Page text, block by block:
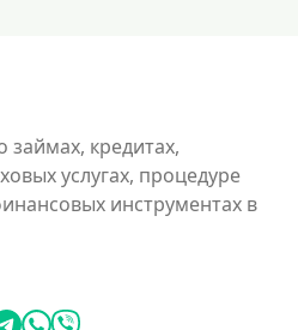
кредитах,
услугах, процедуре
инструментах в